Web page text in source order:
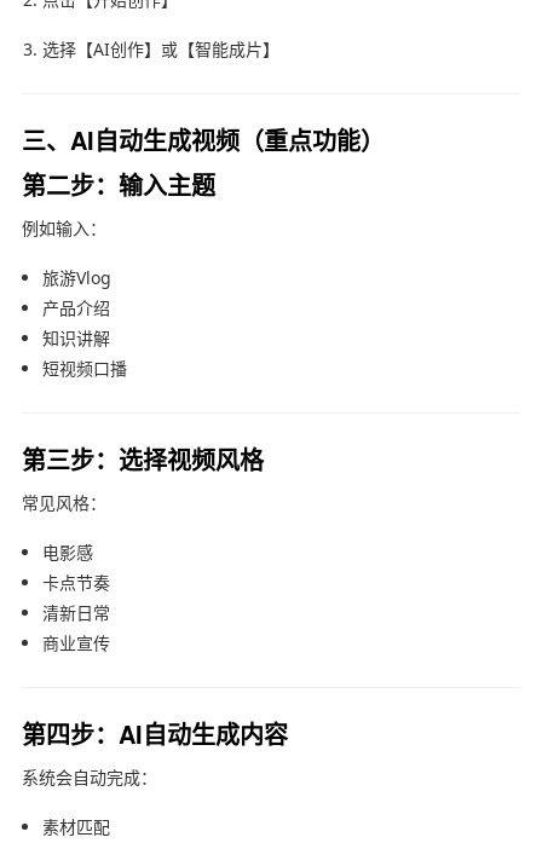
选择【AI创作】或【智能成片】
三、AI自动生成视频（重点功能）
第二步：输入主题
例如输入：
旅游Vlog
产品介绍
知识讲解
短视频口播
第三步：选择视频风格
常见风格：
电影感
卡点节奏
清新日常
商业宣传
第四步：AI自动生成内容
系统会自动完成：
素材匹配